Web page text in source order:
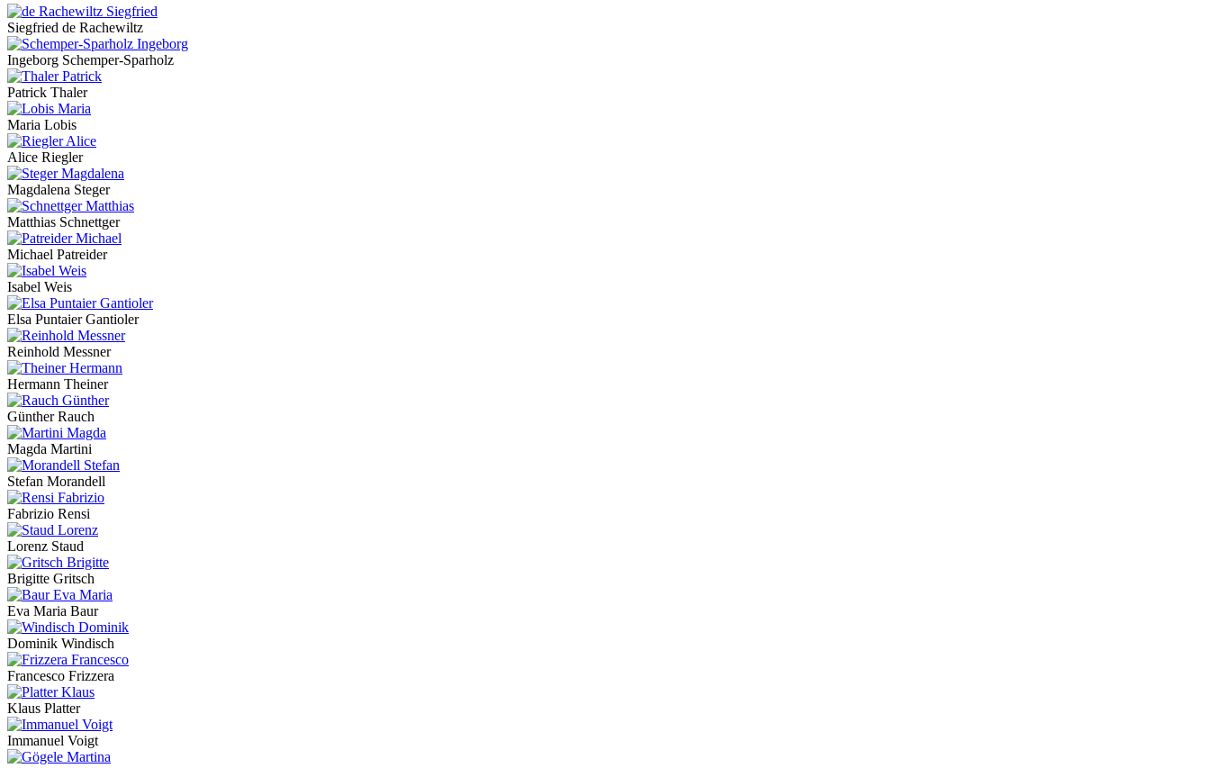
Siegfried de Rachewiltz
Ingeborg Schemper-Sparholz
Patrick Thaler
Maria Lobis
Alice Riegler
Magdalena Steger
Matthias Schnettger
Michael Patreider
Isabel Weis
Elsa Puntaier Gantioler
Reinhold Messner
Hermann Theiner
Günther Rauch
Magda Martini
Stefan Morandell
Fabrizio Rensi
Lorenz Staud
Brigitte Gritsch
Eva Maria Baur
Dominik Windisch
Francesco Frizzera
Klaus Platter
Immanuel Voigt